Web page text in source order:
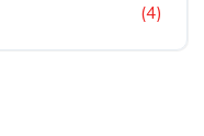
(4)